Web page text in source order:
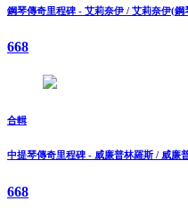
鋼琴傳奇里程碑 - 艾莉奈伊 / 艾莉奈伊(鋼
668
合輯
中提琴傳奇里程碑 - 威廉普林羅斯 / 威廉
668